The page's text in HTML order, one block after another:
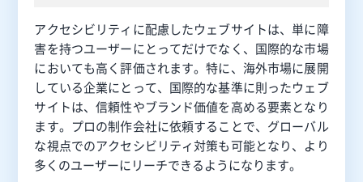
アクセシビリティに配慮したウェブサイトは、単に障
害を持つユーザーにとってだけでなく、国際的な市場
においても高く評価されます。特に、海外市場に展開
している企業にとって、国際的な基準に則ったウェブ
サイトは、信頼性やブランド価値を高める要素となり
ます。プロの制作会社に依頼することで、グローバル
な視点でのアクセシビリティ対策も可能となり、より
多くのユーザーにリーチできるようになります。